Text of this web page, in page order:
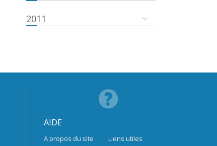
2011
AIDE
A propos du site Liens utiles